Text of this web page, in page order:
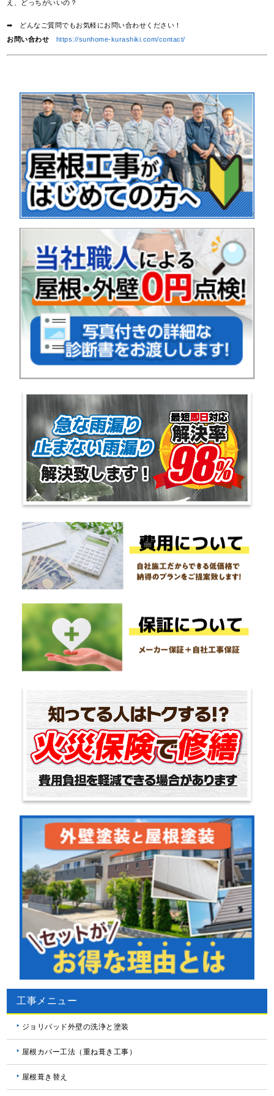
え、どっちがいいの？
➡ どんなご質問でもお気軽にお問い合わせください！
お問い合わせ
https://sunhome-kurashiki.com/contact/
工事メニュー
ジョリパッド外壁の洗浄と塗装
屋根カバー工法（重ね葺き工事）
屋根葺き替え